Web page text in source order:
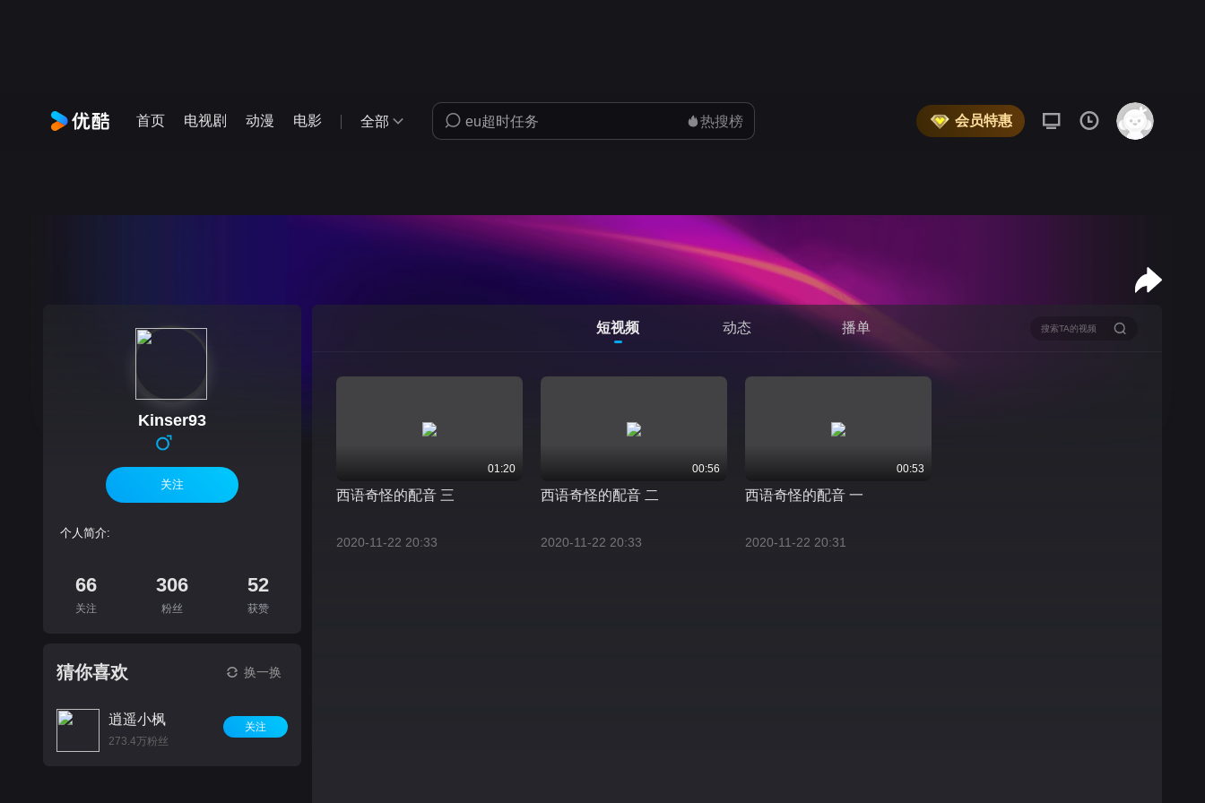
首页 电视剧 动漫 电影 全部 热搜榜 会员特惠
Kinser93
关注
个人简介:
66
关注
306
粉丝
52
获赞
猜你喜欢 换一换
逍遥小枫
273.4万粉丝
关注
短视频 动态 播单
01:20
西语奇怪的配音 三
2020-11-22 20:33
00:56
西语奇怪的配音 二
2020-11-22 20:33
00:53
西语奇怪的配音 一
2020-11-22 20:31